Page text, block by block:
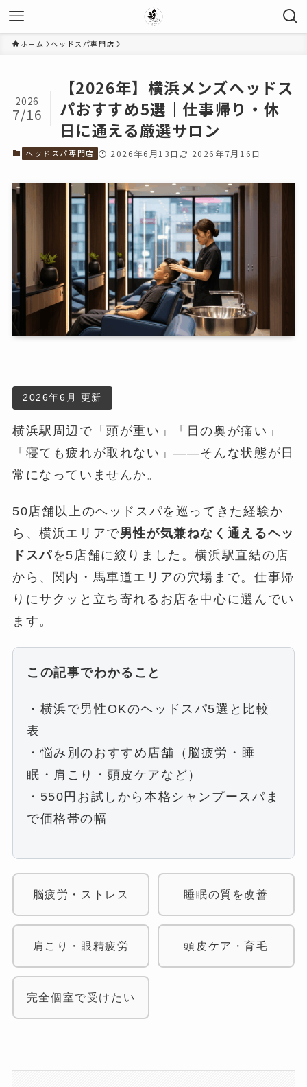
ホーム ヘッドスパ専門店
【2026年】横浜メンズヘッドス
パおすすめ5選｜仕事帰り・休
日に通える厳選サロン
2026
7/16
ヘッドスパ専門店 2026年6月13日 2026年7月16日
2026年6月 更新
横浜駅周辺で「頭が重い」「目の奥が痛い」
「寝ても疲れが取れない」――そんな状態が日
常になっていませんか。
50店舗以上のヘッドスパを巡ってきた経験か
ら、横浜エリアで男性が気兼ねなく通えるヘッ
ドスパを5店舗に絞りました。横浜駅直結の店
から、関内・馬車道エリアの穴場まで。仕事帰
りにサクッと立ち寄れるお店を中心に選んでい
ます。
この記事でわかること
・横浜で男性OKのヘッドスパ5選と比較
表
・悩み別のおすすめ店舗（脳疲労・睡
眠・肩こり・頭皮ケアなど）
・550円お試しから本格シャンプースパま
で価格帯の幅
脳疲労・ストレス 睡眠の質を改善
肩こり・眼精疲労 頭皮ケア・育毛
完全個室で受けたい